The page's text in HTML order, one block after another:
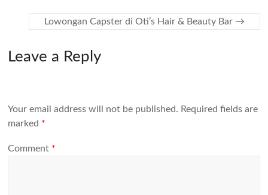
Lowongan Capster di Oti’s Hair & Beauty Bar →
Leave a Reply
Your email address will not be published. Required fields are
marked *
Comment *